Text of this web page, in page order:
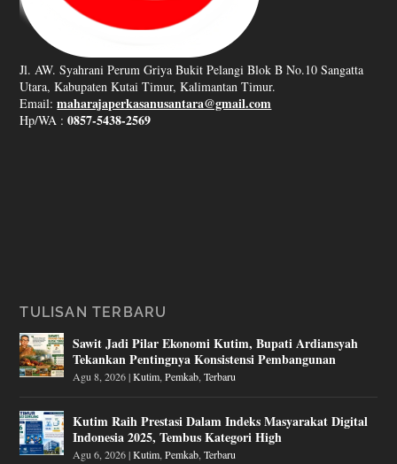
Jl. AW. Syahrani Perum Griya Bukit Pelangi Blok B No.10 Sangatta
Utara, Kabupaten Kutai Timur, Kalimantan Timur.
Email:maharajaperkasanusantara@gmail.com
Hp/WA :0857-5438-2569
TULISAN TERBARU
Sawit Jadi Pilar Ekonomi Kutim, Bupati Ardiansyah
Tekankan Pentingnya Konsistensi Pembangunan
Agu 8, 2026|Kutim ,Pemkab ,Terbaru
Kutim Raih Prestasi Dalam Indeks Masyarakat Digital
Indonesia 2025, Tembus Kategori High
Agu 6, 2026|Kutim ,Pemkab ,Terbaru